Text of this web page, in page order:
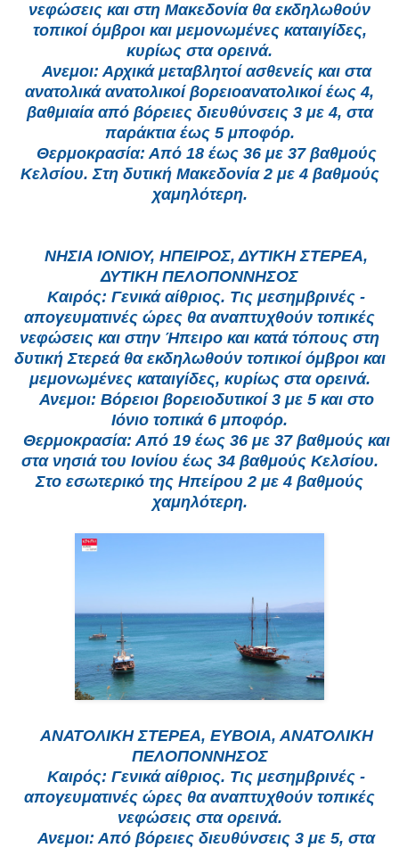
νεφώσεις και στη Μακεδονία θα εκδηλωθούν
τοπικοί όμβροι και μεμονωμένες καταιγίδες,
κυρίως στα ορεινά.
Ανεμοι: Αρχικά μεταβλητοί ασθενείς και στα
ανατολικά ανατολικοί βορειοανατολικοί έως 4,
βαθμιαία από βόρειες διευθύνσεις 3 με 4, στα
παράκτια έως 5 μποφόρ.
Θερμοκρασία: Από 18 έως 36 με 37 βαθμούς
Κελσίου. Στη δυτική Μακεδονία 2 με 4 βαθμούς
χαμηλότερη.
ΝΗΣΙΑ ΙΟΝΙΟΥ, ΗΠΕΙΡΟΣ, ΔΥΤΙΚΗ ΣΤΕΡΕΑ,
ΔΥΤΙΚΗ ΠΕΛΟΠΟΝΝΗΣΟΣ
Καιρός: Γενικά αίθριος. Τις μεσημβρινές -
απογευματινές ώρες θα αναπτυχθούν τοπικές
νεφώσεις και στην Ήπειρο και κατά τόπους στη
δυτική Στερεά θα εκδηλωθούν τοπικοί όμβροι και
μεμονωμένες καταιγίδες, κυρίως στα ορεινά.
Ανεμοι: Βόρειοι βορειοδυτικοί 3 με 5 και στο
Ιόνιο τοπικά 6 μποφόρ.
Θερμοκρασία: Από 19 έως 36 με 37 βαθμούς και
στα νησιά του Ιονίου έως 34 βαθμούς Κελσίου.
Στο εσωτερικό της Ηπείρου 2 με 4 βαθμούς
χαμηλότερη.
ΑΝΑΤΟΛΙΚΗ ΣΤΕΡΕΑ, ΕΥΒΟΙΑ, ΑΝΑΤΟΛΙΚΗ
ΠΕΛΟΠΟΝΝΗΣΟΣ
Καιρός: Γενικά αίθριος. Τις μεσημβρινές -
απογευματινές ώρες θα αναπτυχθούν τοπικές
νεφώσεις στα ορεινά.
Ανεμοι: Από βόρειες διευθύνσεις 3 με 5, στα